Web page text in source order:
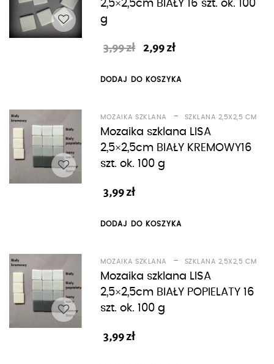
2,5×2,5cm BIAŁY 16 szt. ok. 100
g
3,99zł
Pierwotna
3,99 zł.
2,99zł
2,99 zł.
DODAJ DO KOSZYKA
MOZAIKA SZKLANA - SZKLANA 2,5X2,5 CM
Mozaika szklana LISA
2,5×2,5cm BIAŁY KREMOWY16
szt. ok. 100 g
3,99zł
DODAJ DO KOSZYKA
MOZAIKA SZKLANA - SZKLANA 2,5X2,5 CM
Mozaika szklana LISA
2,5×2,5cm BIAŁY POPIELATY 16
szt. ok. 100 g
3,99zł